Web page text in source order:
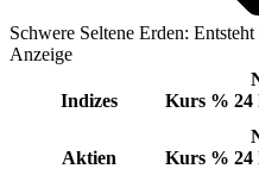
Schwere Seltene Erden:
Anzeige
Indizes Kurs % 24
Aktien Kurs % 24